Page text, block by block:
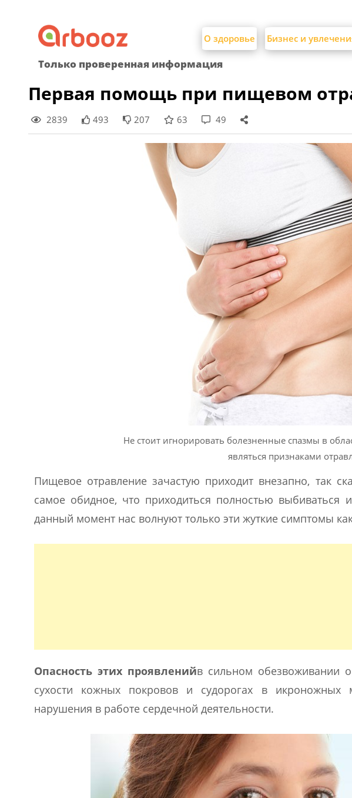
content
О здоровье Бизнес и
Только проверенная информация
Первая помощь при пищевом
2839 493 207 63 49
Не стоит игнорировать болезненные спазмы в
являться признаками
Пищевое отравление зачастую приходит внезапно, так
самое обидное, что приходиться полностью выбиваться
данный момент нас волнуют только эти жуткие симптомы
Опасность этих проявленийв сильном обезвоживании
сухости кожных покровов и судорогах в
нарушения в работе сердечной деятельности.